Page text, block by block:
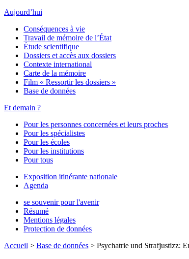
Aujourd’hui
Conséquences à vie
Travail de mémoire de l’État
Étude scientifique
Dossiers et accès aux dossiers
Contexte international
Carte de la mémoire
Film « Ressortir les dossiers »
Base de données
Et demain ?
Pour les personnes concernées et leurs proches
Pour les spécialistes
Pour les écoles
Pour les institutions
Pour tous
Exposition itinérante nationale
Agenda
se souvenir pour l'avenir
Résumé
Mentions légales
Protection de données
Accueil > Base de données > Psychatrie und Strafjustizz: